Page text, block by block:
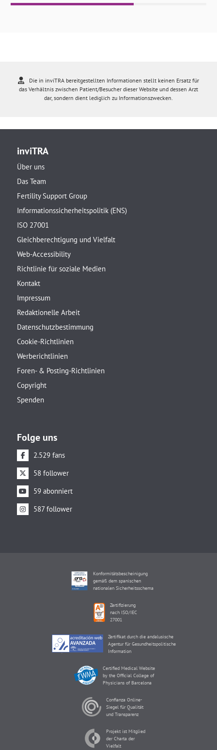
Die in inviTRA bereitgestellten Informationen stellt keinen Ersatz für
das Verhältnis zwischen Patient/Besucher dieser Website und dessen Arzt
dar, sondern dient lediglich zu Informationszwecken.
inviTRA
Über uns
Das Team
Fertility Support Group
Informationssicherheitspolitik (ENS)
ISO 27001
Gleichberechtigung und Vielfalt
Web-Accessibility
Richtlinie für soziale Medien
Kontakt
Impressum
Redaktionelle Arbeit
Datenschutzbestimmung
Cookie-Richtlinien
Werberichtlinien
Foren- & Posting-Richtlinien
Copyright
Spenden
Folge uns
2.529 fans
58 follower
59 abonniert
587 follower
Konformitätsbescheinigung
gemäß dem spanischen
nationalen Sicherheitsschema
Zertifizierung
nach ISO/IEC
27001
Zertifikat durch die andalusische
Agentur für Gesundheitspolitische
Information
Certified Medical Website
by the Official College of
Physicians of Barcelona
Confianza Online-
Siegel für Qualität
und Transparenz
Projekt ist Mitglied
der Charta der
Vielfalt